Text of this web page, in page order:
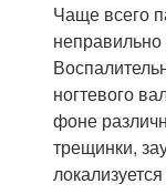
Чаще всего
ногтевого
фоне
трещинки,